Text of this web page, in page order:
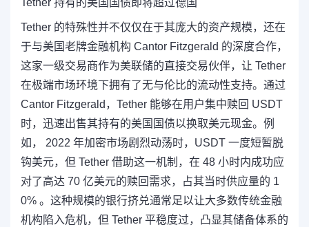
Tether 持有的美国国债即将超过德国
Tether 的特殊性并不仅仅在于其庞大的资产规模，还在
于与美国老牌金融机构 Cantor Fitzgerald 的深度合作，
这家一级交易商作为美联储的直接交易伙伴，让 Tether
在极端市场环境下拥有了无与伦比的流动性支持。通过
Cantor Fitzgerald，Tether 能够在用户集中赎回 USDT
时，迅速出售其持有的美国国债以换取美元现金。例
如， 2022 年加密市场剧烈动荡时，USDT 一度短暂脱
钩美元，但 Tether 借助这一机制，在 48 小时内成功应
对了高达 70 亿美元的赎回需求，占其当时供应量的 1
0% 。这种规模的银行挤兑通常足以让大多数传统金融
机构陷入危机，但 Tether 平稳度过，凸显其储备体系的